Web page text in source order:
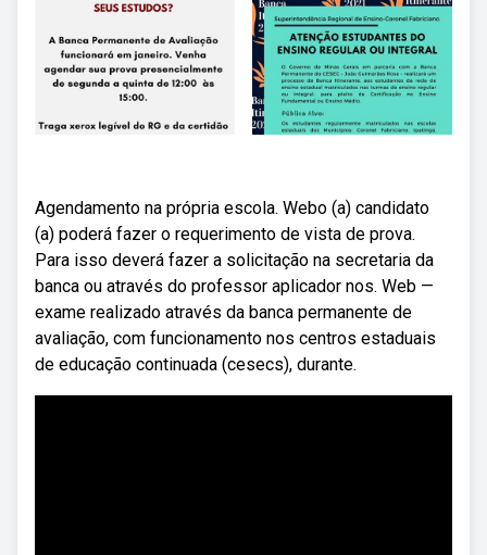
Agendamento na própria escola. Webo (a) candidato
(a) poderá fazer o requerimento de vista de prova.
Para isso deverá fazer a solicitação na secretaria da
banca ou através do professor aplicador nos. Web —
exame realizado através da banca permanente de
avaliação, com funcionamento nos centros estaduais
de educação continuada (cesecs), durante.